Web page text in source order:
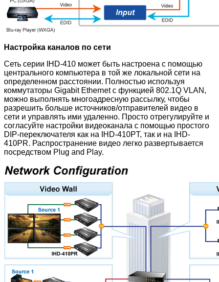
Настройка каналов по сети
Сеть серии IHD-410 может быть настроена с помощью
центрального компьютера в той же локальной сети на
определенном расстоянии. Полностью используя
коммутаторы Gigabit Ethernet с функцией 802.1Q VLAN,
можно выполнять многоадресную рассылку, чтобы
разрешить больше источников/отправителей видео в
сети и управлять ими удаленно. Просто отрегулируйте и
согласуйте настройки видеоканала с помощью простого
DIP-переключателя как на IHD-410PT, так и на IHD-
410PR. Распространение видео легко развертывается
посредством Plug and Play.